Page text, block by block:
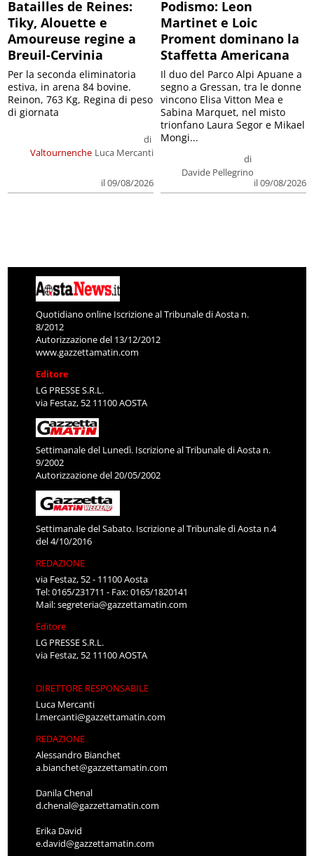
Batailles de Reines:
Tiky, Alouette e
Amoureuse regine a
Breuil-Cervinia
Valtournenche
di
Luca Mercanti
il 09/08/2026
Per la seconda eliminatoria
estiva, in arena 84 bovine.
Reinon, 763 Kg, Regina di peso
di giornata
Podismo: Leon
Martinet e Loic
Proment dominano la
Staffetta Americana
di
Davide Pellegrino
il 09/08/2026
Il duo del Parco Alpi Apuane a
segno a Gressan, tra le donne
vincono Elisa Vitton Mea e
Sabina Marquet, nel misto
trionfano Laura Segor e Mikael
Mongi...
Quotidiano online Iscrizione al Tribunale di Aosta n.
8/2012
Autorizzazione del 13/12/2012
www.gazzettamatin.com
Editore
LG PRESSE S.R.L.
via Festaz, 52 11100 AOSTA
Settimanale del Lunedì. Iscrizione al Tribunale di Aosta n.
9/2002
Autorizzazione del 20/05/2002
Settimanale del Sabato. Iscrizione al Tribunale di Aosta n.4
del 4/10/2016
REDAZIONE
via Festaz, 52 - 11100 Aosta
Tel: 0165/231711 - Fax: 0165/1820141
Mail:segreteria@gazzettamatin.com
Editore
LG PRESSE S.R.L.
via Festaz, 52 11100 AOSTA
DIRETTORE RESPONSABILE
Luca Mercanti
l.mercanti@gazzettamatin.com
REDAZIONE
Alessandro Bianchet
a.bianchet@gazzettamatin.com
Danila Chenal
d.chenal@gazzettamatin.com
Erika David
e.david@gazzettamatin.com